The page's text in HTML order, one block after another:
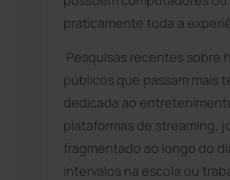
praticamente toda a
Pesquisas recentes sobre
públicos que passam mais
dedicada ao
plataformas de streaming,
fragmentado ao longo do
intervalos na escola ou